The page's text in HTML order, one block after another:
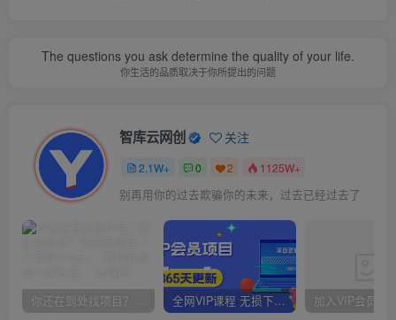
The questions you ask determine the quality of your life.
你生活的品质取决于你所提出的问题
智库云网创 关注
2.1W+ 0 2 1125W+
别再用你的过去欺骗你的未来，过去已经过去了
你还在到处找项目？还在当韭菜？我靠卖项目一个月收入5万+，曾经我也是个失败者。 全网VIP课程 无损下载~